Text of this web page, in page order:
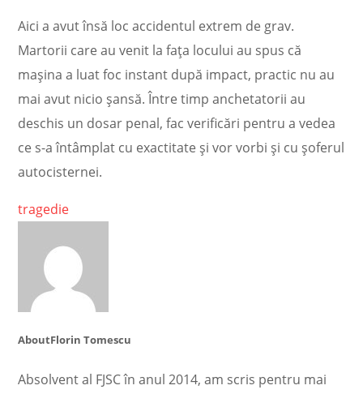
Aici a avut însă loc accidentul extrem de grav.
Martorii care au venit la faţa locului au spus că
maşina a luat foc instant după impact, practic nu au
mai avut nicio şansă. Între timp anchetatorii au
deschis un dosar penal, fac verificări pentru a vedea
ce s-a întâmplat cu exactitate şi vor vorbi şi cu şoferul
autocisternei.
tragedie
AboutFlorin Tomescu
Absolvent al FJSC în anul 2014, am scris pentru mai